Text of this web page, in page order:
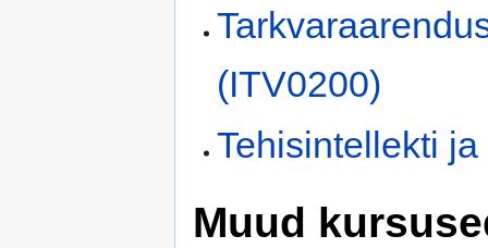
(ITV0200)
Tehisintellekti
Muud